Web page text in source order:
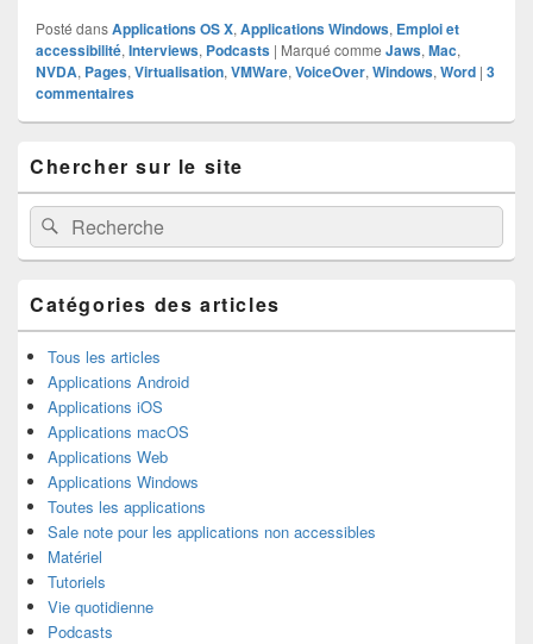
Posté dansApplications OS X, Applications Windows, Emploi et
accessibilité, Interviews, Podcasts | Marqué comme Jaws, Mac,
NVDA, Pages, Virtualisation, VMWare, VoiceOver, Windows, Word | 3
commentaires
principale
de
widget
pour
la
latérale
Chercher sur le site
Recherche :Rechercher
Catégories des articles
Tous les articles
Applications Android
Applications iOS
Applications macOS
Applications Web
Applications Windows
Toutes les applications
Sale note pour les applications non accessibles
Matériel
Tutoriels
Vie quotidienne
Podcasts